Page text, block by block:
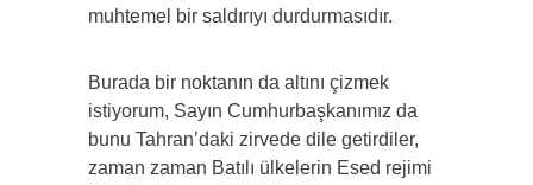
muhtemel bir saldırıyı durdurmasıdır.
Burada bir noktanın da altını çizmek
istiyorum, Sayın Cumhurbaşkanımız da
bunu Tahran’daki zirvede dile getirdiler,
zaman zaman Batılı ülkelerin Esed rejimi